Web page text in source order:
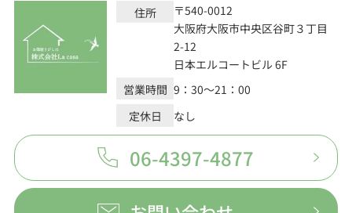
住所
〒540-0012
大阪府大阪市中央区谷町３丁目
2-12
日本エルコートビル 6F
営業時間 9：30～21：00
定休日
なし
06-4397-4877